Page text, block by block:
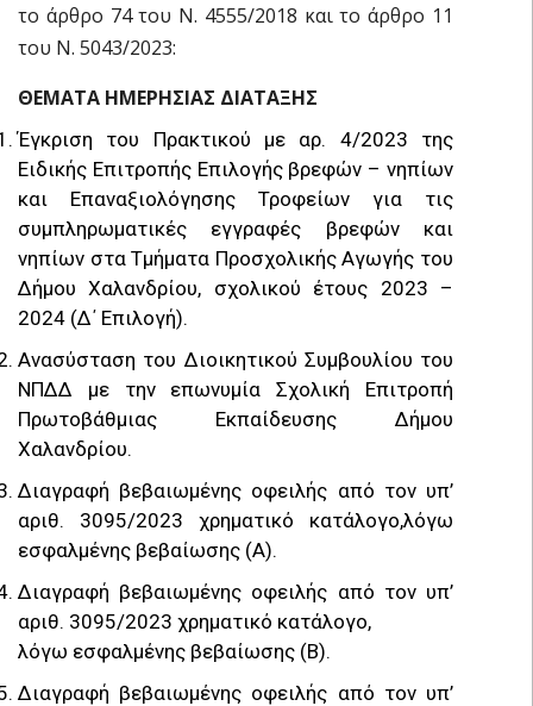
το άρθρο 74 του Ν. 4555/2018 και το άρθρο 11
του Ν. 5043/2023:
ΘΕΜΑΤΑ ΗΜΕΡΗΣΙΑΣ ΔΙΑΤΑΞΗΣ
Έγκριση του Πρακτικού με αρ. 4/2023 της
Ειδικής Επιτροπής Επιλογής βρεφών – νηπίων
και Επαναξιολόγησης Τροφείων για τις
συμπληρωματικές εγγραφές βρεφών και
νηπίων στα Τμήματα Προσχολικής Αγωγής του
Δήμου Χαλανδρίου, σχολικού έτους 2023 –
2024 (Δ΄ Επιλογή).
Ανασύσταση του Διοικητικού Συμβουλίου του
ΝΠΔΔ με την επωνυμία Σχολική Επιτροπή
Πρωτοβάθμιας Εκπαίδευσης Δήμου
Χαλανδρίου.
Διαγραφή βεβαιωμένης οφειλής από τον υπ’
αριθ. 3095/2023 χρηματικό κατάλογο,λόγω
εσφαλμένης βεβαίωσης (Α).
Διαγραφή βεβαιωμένης οφειλής από τον υπ’
αριθ. 3095/2023 χρηματικό κατάλογο,
λόγω εσφαλμένης βεβαίωσης (Β).
Διαγραφή βεβαιωμένης οφειλής από τον υπ’